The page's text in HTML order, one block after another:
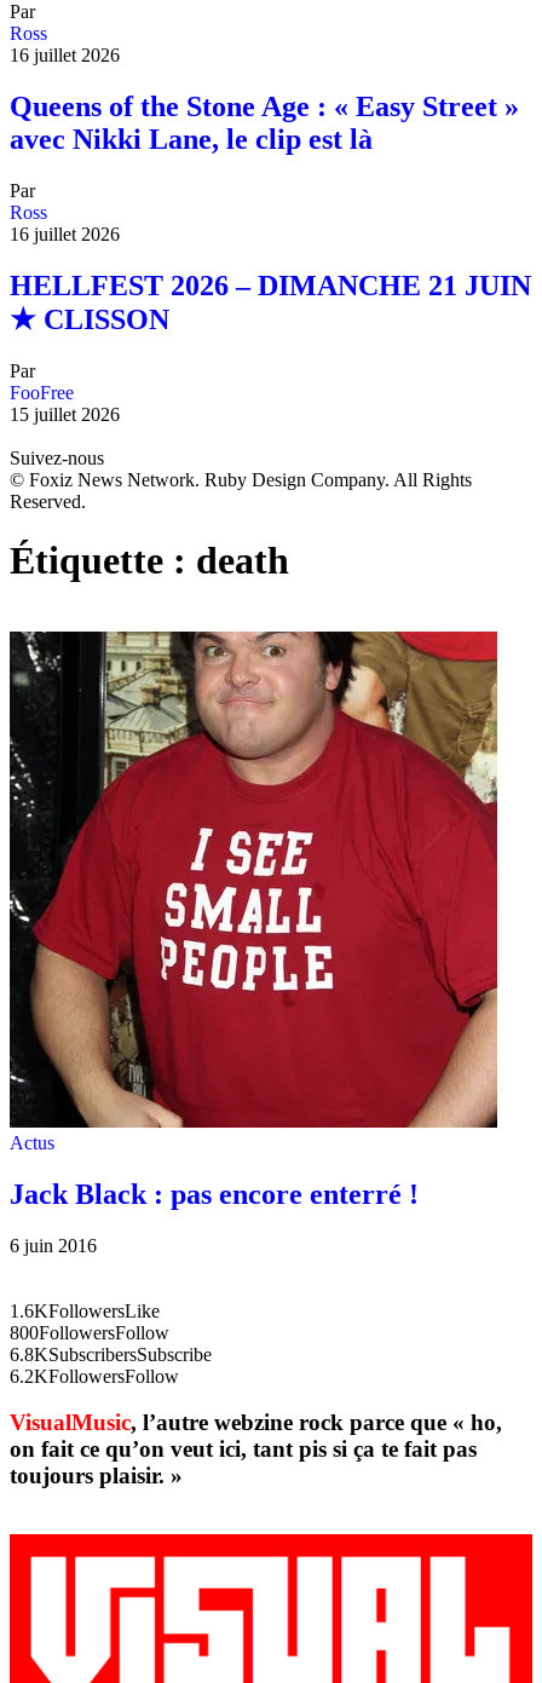
Par
Ross
16 juillet 2026
Queens of the Stone Age : « Easy Street »
avec Nikki Lane, le clip est là
Par
Ross
16 juillet 2026
HELLFEST 2026 – DIMANCHE 21 JUIN
★ CLISSON
Par
FooFree
15 juillet 2026
Suivez-nous
© Foxiz News Network. Ruby Design Company. All Rights
Reserved.
Étiquette : death
Actus
Jack Black : pas encore enterré !
6 juin 2016
1.6KFollowersLike
800FollowersFollow
6.8KSubscribersSubscribe
6.2KFollowersFollow
VisualMusic, l’autre webzine rock parce que « ho,
on fait ce qu’on veut ici, tant pis si ça te fait pas
toujours plaisir. »